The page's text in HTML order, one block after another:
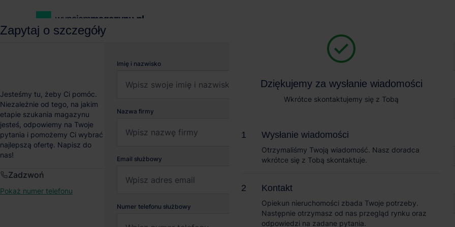
Magazyn Park Kraków East III
Kraków, Małopolskie
Dziękujemy za wysłanie wiadomości
Wkrótce skontaktujemy się z Tobą
Wysłanie wiadomości
Otrzymaliśmy Twoją wiadomość. Nasz doradca
wkrótce się z Tobą skontaktuje.
Kontakt
Opiekun nieruchomości zbada Twoje potrzeby.
Następnie otrzymasz od nas przegląd rynku oraz
odpowiedzi na zadane pytania.
Zapytaj o szczegóły
Jesteśmy tu, żeby Ci pomóc.
Niezależnie od tego, na jakim
etapie szukania magazynu
jesteś, odpowiemy na Twoje
pytania i pomożemy Ci wybrać
najlepszą ofertę. Napisz do
nas!
Zadzwoń
Pokaż numer telefonu
Imię i nazwisko
Nazwa firmy
Email służbowy
Numer telefonu służbowy
Dziękujemy za wysłanie wiadomości
Wkrótce skontaktujemy się z Tobą
Wysłanie wiadomości
Otrzymaliśmy Twoją wiadomość. Nasz doradca
wkrótce się z Tobą skontaktuje.
Kontakt
Opiekun nieruchomości zbada Twoje potrzeby.
Następnie otrzymasz od nas przegląd rynku oraz
odpowiedzi na zadane pytania.